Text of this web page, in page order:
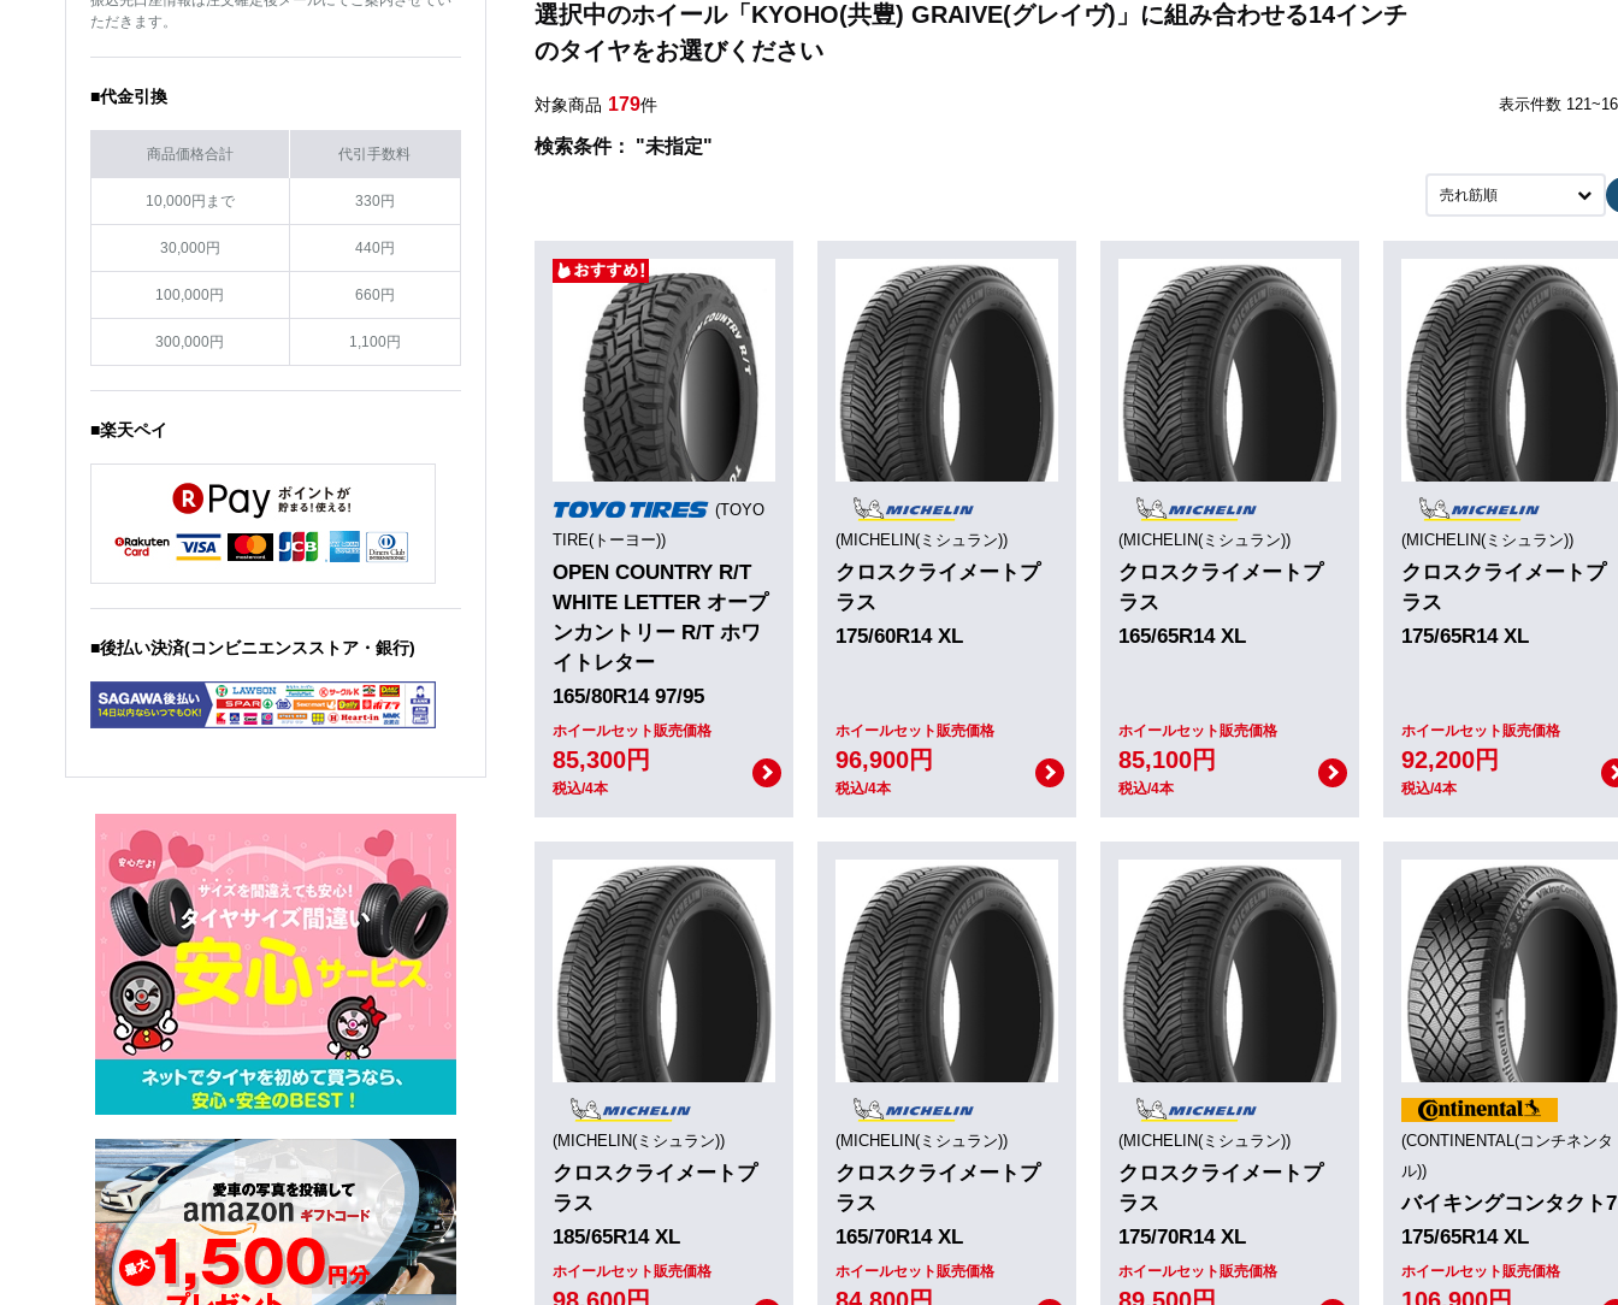
ただきます。
■代金引換
商品価格合計 代引手数料
10,000円まで 330円
30,000円 440円
100,000円 660円
300,000円 1,100円
■楽天ペイ
■後払い決済(コンビニエンスストア・銀行)
選択中のホイール「KYOHO(共豊) GRAIVE(グレイヴ)」に組み合わせる14インチ
のタイヤをお選びください
対象商品 179件 表示件数
検索条件： "未指定"
売れ筋順
(TOYO
TIRE(トーヨー))
OPEN COUNTRY R/T
WHITE LETTER オープ
ンカントリー R/T ホワ
イトレター
165/80R14 97/95
ホイールセット販売価格
85,300円
税込/4本
(MICHELIN(ミシュラン))
クロスクライメートプ
ラス
175/60R14 XL
ホイールセット販売価格
96,900円
税込/4本
(MICHELIN(ミシュラン))
クロスクライメートプ
ラス
165/65R14 XL
ホイールセット販売価格
85,100円
税込/4本
(MICHELIN(ミシュラン))
クロスクライメートプ
ラス
175/65R14 XL
ホイールセット販売価格
92,200円
税込/4本
(MICHELIN(ミシュラン))
クロスクライメートプ
ラス
185/65R14 XL
ホイールセット販売価格
98,600円
(MICHELIN(ミシュラン))
クロスクライメートプ
ラス
165/70R14 XL
ホイールセット販売価格
84,800円
(MICHELIN(ミシュラン))
クロスクライメートプ
ラス
175/70R14 XL
ホイールセット販売価格
89,500円
(CONTINENTAL(コンチネンタ
ル))
バイキングコンタクト7
175/65R14 XL
ホイールセット販売価格
106,900円